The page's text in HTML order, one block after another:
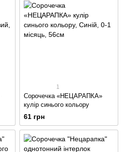
1
Сорочечка «НЕЦАРАПКА»
кулір синього кольору
61 грн